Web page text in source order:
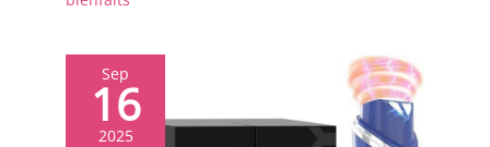
Sep
16
2025